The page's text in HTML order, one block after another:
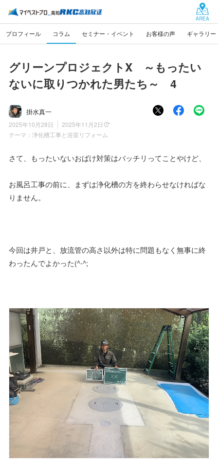
AREA
プロフィール コラム セミナー・イベント お客様の声 ギャラリー
グリーンプロジェクトX ～もったい
ないに取りつかれた男たち～ 4
掛水真一
2025年10月28日
2025年11月2日
テーマ： 浄化槽工事と浴室リフォーム
さて、もったいないおばけ対策はバッチリってことやけど、
お風呂工事の前に、まずは浄化槽の方を終わらせなければな
りません。
今回は井戸と、放流管の高さ以外は特に問題もなく無事に終
わったんでよかった(^-^;